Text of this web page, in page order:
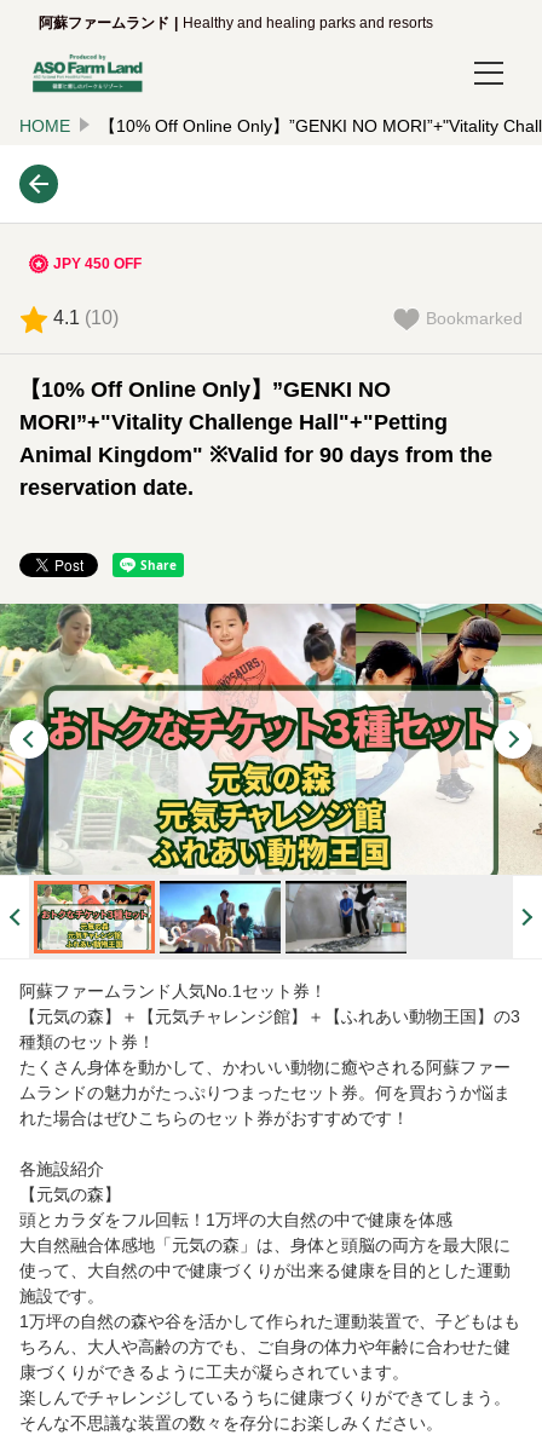
阿蘇ファームランド Healthy and healing parks and resorts
Login/Reservations
Language
한국어
简体中文
HOME 【10% Off Online Only】”GENKI NO MORI”+"Vitality
【10% Off Online Only】”GENKI NO
MORI”+"Vitality Challenge Hall"+"Petting
Animal Kingdom" ※Valid for 90 days from the
reservation date.
JPY 450 OFF
4.1 (10) Bookmarked
阿蘇ファームランド人気No.1セット券！
【元気の森】＋【元気チャレンジ館】＋【ふれあい動物王国】の3
種類のセット券！
たくさん身体を動かして、かわいい動物に癒やされる阿蘇ファー
ムランドの魅力がたっぷりつまったセット券。何を買おうか悩ま
れた場合はぜひこちらのセット券がおすすめです！
各施設紹介
【元気の森】
頭とカラダをフル回転！1万坪の大自然の中で健康を体感
大自然融合体感地「元気の森」は、身体と頭脳の両方を最大限に
使って、大自然の中で健康づくりが出来る健康を目的とした運動
施設です。
1万坪の自然の森や谷を活かして作られた運動装置で、子どもはも
ちろん、大人や高齢の方でも、ご自身の体力や年齢に合わせた健
康づくりができるように工夫が凝らされています。
楽しんでチャレンジしているうちに健康づくりができてしまう。
そんな不思議な装置の数々を存分にお楽しみください。